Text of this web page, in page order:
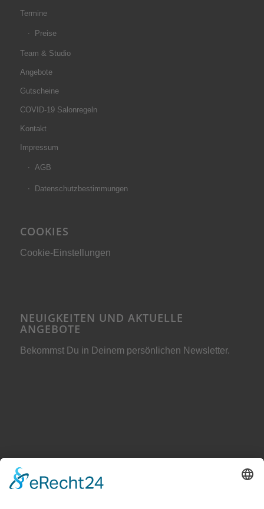
Termine
Preise
Team & Studio
Angebote
Gutscheine
COVID-19 Salonregeln
Kontakt
Impressum
AGB
Datenschutzbestimmungen
COOKIES
Cookie-Einstellungen
NEUIGKEITEN UND AKTUELLE
ANGEBOTE
Bekommst Du in Deinem persönlichen Newsletter.